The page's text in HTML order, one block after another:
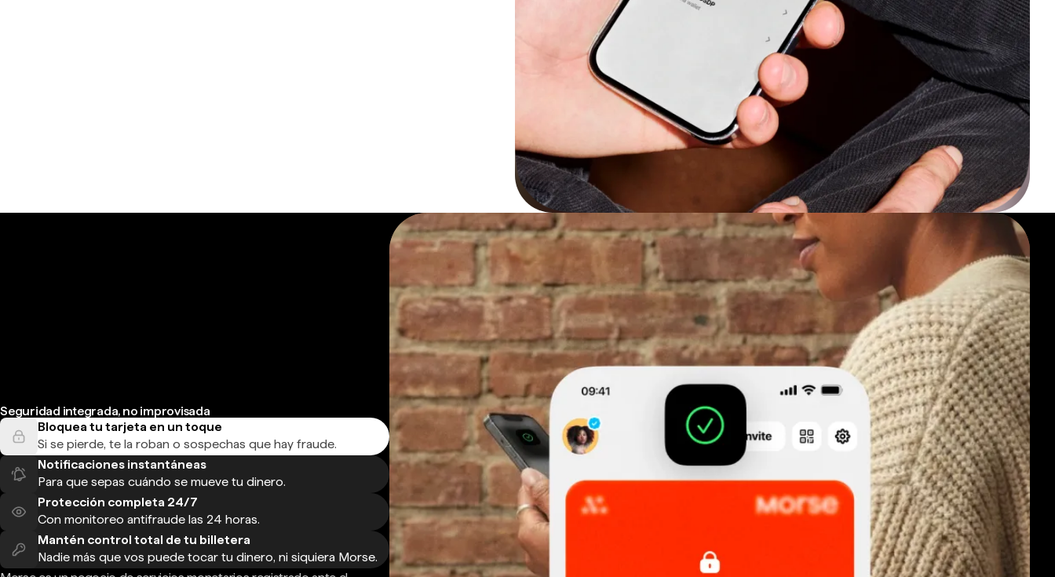
Seguridad integrada, no improvisada
Bloquea tu tarjeta en un toque
Si se pierde, te la roban o sospechas que hay fraude.
Notificaciones instantáneas
Para que sepas cuándo se mueve tu dinero.
Protección completa 24/7
Con monitoreo antifraude las 24 horas.
Mantén control total de tu billetera
Nadie más que vos puede tocar tu dinero, ni siquiera Morse.